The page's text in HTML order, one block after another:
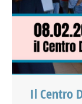
Il Centro